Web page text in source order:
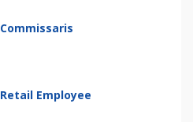
Commissaris
Retail Employee